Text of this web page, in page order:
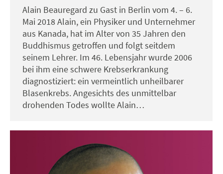
Alain Beauregard zu Gast in Berlin vom 4. – 6.
Mai 2018 Alain, ein Physiker und Unternehmer
aus Kanada, hat im Alter von 35 Jahren den
Buddhismus getroffen und folgt seitdem
seinem Lehrer. Im 46. Lebensjahr wurde 2006
bei ihm eine schwere Krebserkrankung
diagnostiziert: ein vermeintlich unheilbarer
Blasenkrebs. Angesichts des unmittelbar
drohenden Todes wollte Alain…